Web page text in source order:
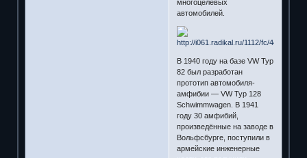
многоцелевых
автомобилей.
В 1940 году на базе VW Тур
82 был разработан
прототип автомобиля-
амфибии — VW Typ 128
Schwimmwagen. В 1941
году 30 амфибий,
произведённые на заводе в
Вольфсбурге, поступили в
армейские инженерные